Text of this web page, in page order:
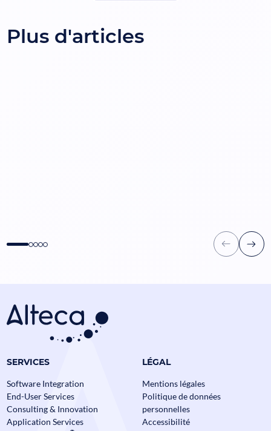
Plus d'articles
Assurance : comment passer à
l’échelle sans perdre le contrôle ?
Assurance Banque Data
SERVICES
Software Integration
End-User Services
Consulting & Innovation
Application Services
LÉGAL
Mentions légales
Politique de données
personnelles
Accessibilité